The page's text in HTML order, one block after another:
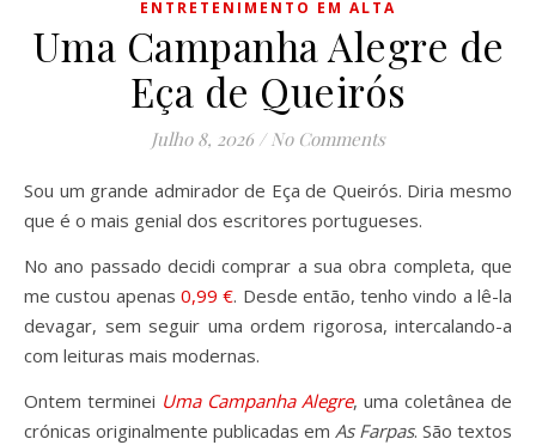
ENTRETENIMENTO EM ALTA
Uma Campanha Alegre de
Eça de Queirós
Julho 8, 2026 / No Comments
Sou um grande admirador de Eça de Queirós. Diria mesmo
que é o mais genial dos escritores portugueses.
No ano passado decidi comprar a sua obra completa, que
me custou apenas 0,99 €. Desde então, tenho vindo a lê-la
devagar, sem seguir uma ordem rigorosa, intercalando-a
com leituras mais modernas.
Ontem terminei Uma Campanha Alegre, uma coletânea de
crónicas originalmente publicadas em As Farpas. São textos